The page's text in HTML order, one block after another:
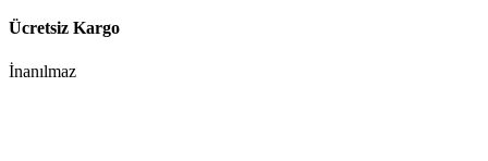
Ücretsiz Kargo
İnanılmaz